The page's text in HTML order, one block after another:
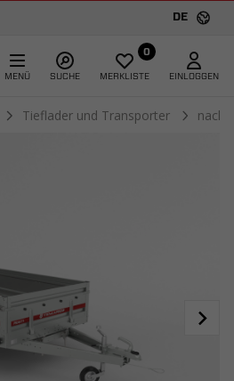
DE
MENÜ SUCHE
0
MERKLISTE EINLOGGEN
Tieflader und Transporter nach